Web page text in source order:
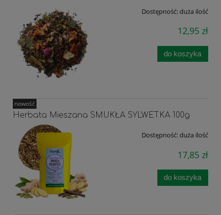
Dostępność:duża ilość
12,95 zł
do koszyka
Herbata Mieszana SMUKŁA SYLWETKA 100g
Dostępność:duża ilość
17,85 zł
do koszyka
nowość